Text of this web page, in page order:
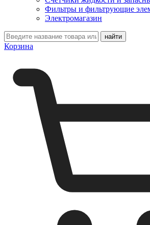
Фильтры и фильтрующие
Электромагазин
Корзина